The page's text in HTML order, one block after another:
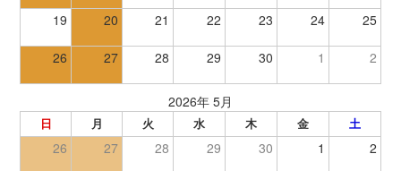
19 20 21 22 23 24 25
26 27 28 29 30 1 2
2026年 5月
日 月 火 水 木 金 土
26 27 28 29 30 1 2